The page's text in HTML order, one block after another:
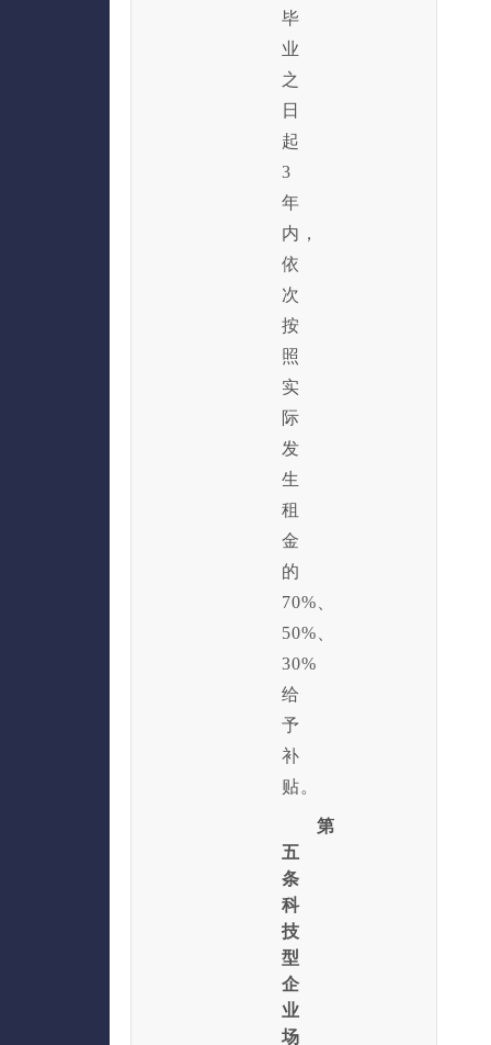
毕
业
之
日
起
3
年
内，
依
次
按
照
实
际
发
生
租
金
的
70%、
50%、
30%
给
予
补
贴。
第
五
条
科
技
型
企
业
场